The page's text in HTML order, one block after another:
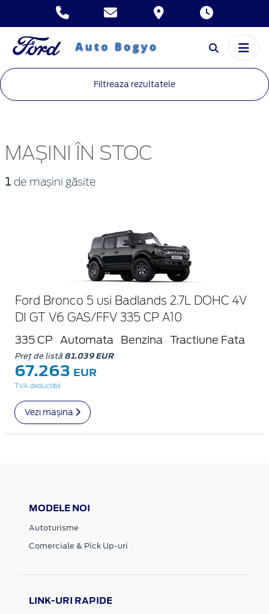
Filtreaza rezultatele
MAȘINI ÎN STOC
1 de mașini găsite
Ford Bronco 5 usi Badlands 2.7L DOHC 4V
DI GT V6 GAS/FFV 335 CP A10
335 CP Automata Benzina Tractiune Fata
Preț de listă81.039 EUR
67.263 EUR
TVA deductibil
Vezi mașina
MODELE NOI
Autoturisme
Comerciale & Pick Up-uri
LINK-URI RAPIDE